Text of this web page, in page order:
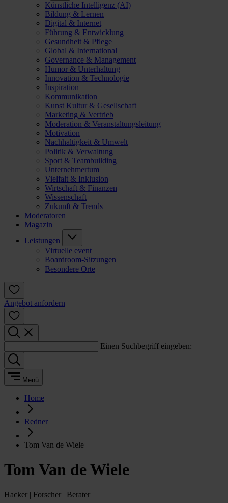
Künstliche Intelligenz (AI)
Bildung & Lernen
Digital & Internet
Führung & Entwicklung
Gesundheit & Pflege
Global & International
Governance & Management
Humor & Unterhaltung
Innovation & Technologie
Inspiration
Kommunikation
Kunst Kultur & Gesellschaft
Marketing & Vertrieb
Moderation & Veranstaltungsleitung
Motivation
Nachhaltigkeit & Umwelt
Politik & Verwaltung
Sport & Teambuilding
Unternehmertum
Vielfalt & Inklusion
Wirtschaft & Finanzen
Wissenschaft
Zukunft & Trends
Moderatoren
Magazin
Leistungen
Virtuelle event
Boardroom-Sitzungen
Besondere Orte
Angebot anfordern
Einen Suchbegriff eingeben:
Menü
Home
Redner
Tom Van de Wiele
Tom Van de Wiele
Hacker | Forscher | Berater